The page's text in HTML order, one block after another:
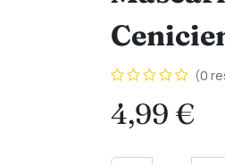
(0
4,99 €